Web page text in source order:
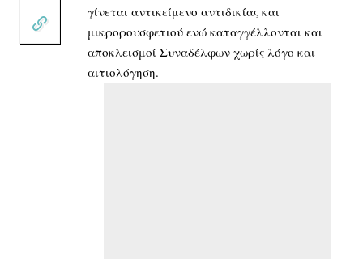
γίνεται αντικείμενο αντιδικίας και
μικρορουσφετιού ενώ καταγγέλλονται και
αποκλεισμοί Συναδέλφων χωρίς λόγο και
αιτιολόγηση.